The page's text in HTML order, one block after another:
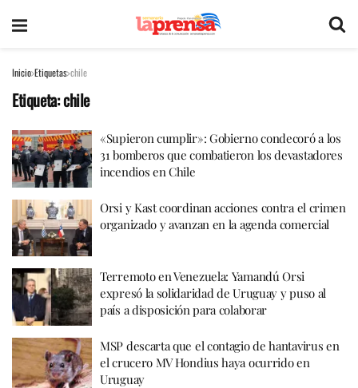
Inicio Etiquetas chile
Etiqueta:chile
«Supieron cumplir»: Gobierno condecoró a los
31 bomberos que combatieron los devastadores
incendios en Chile
Orsi y Kast coordinan acciones contra el crimen
organizado y avanzan en la agenda comercial
Terremoto en Venezuela: Yamandú Orsi
expresó la solidaridad de Uruguay y puso al
país a disposición para colaborar
MSP descarta que el contagio de hantavirus en
el crucero MV Hondius haya ocurrido en
Uruguay